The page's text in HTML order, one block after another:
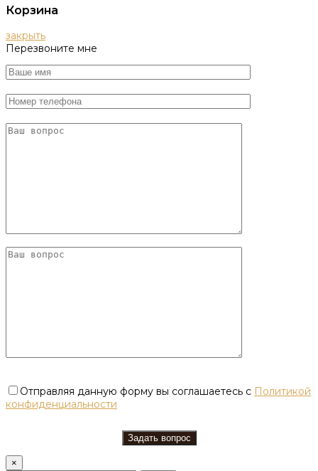
Корзина
закрыть
Перезвоните мне
Отправляя данную форму вы соглашаетесь с Политикой
конфиденциальности
×